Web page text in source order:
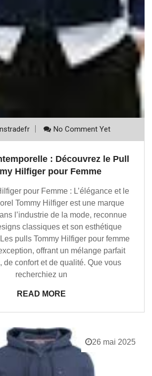
No Comment Yet
: Découvrez le Pull
Hilfiger pour Femme
pour Femme : L’élégance et le
Tommy Hilfiger est une marque
l’industrie de la mode, reconnue
classiques et son esthétique
pulls Tommy Hilfiger pour femme
offrant un mélange parfait
de confort et de qualité. Que vous
recherchiez un
READ MORE
26 mai 2025